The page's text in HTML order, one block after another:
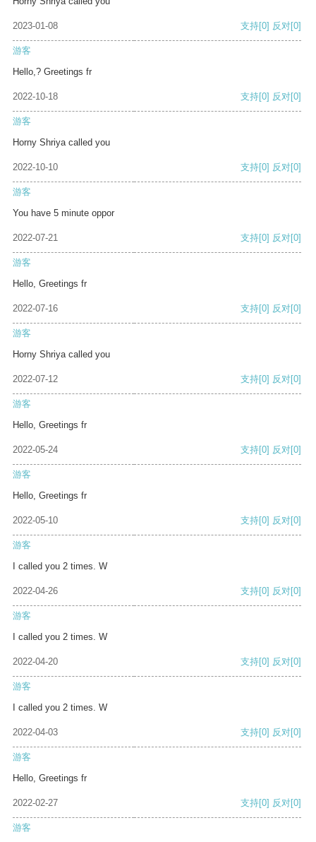
2023-01-08 支持[0] 反对[0]
游客
Hello,? Greetings fr
2022-10-18 支持[0] 反对[0]
游客
Horny Shriya called you
2022-10-10 支持[0] 反对[0]
游客
You have 5 minute oppor
2022-07-21 支持[0] 反对[0]
游客
Hello, Greetings fr
2022-07-16 支持[0] 反对[0]
游客
Horny Shriya called you
2022-07-12 支持[0] 反对[0]
游客
Hello, Greetings fr
2022-05-24 支持[0] 反对[0]
游客
Hello, Greetings fr
2022-05-10 支持[0] 反对[0]
游客
I called you 2 times. W
2022-04-26 支持[0] 反对[0]
游客
I called you 2 times. W
2022-04-20 支持[0] 反对[0]
游客
I called you 2 times. W
2022-04-03 支持[0] 反对[0]
游客
Hello, Greetings fr
2022-02-27 支持[0] 反对[0]
游客